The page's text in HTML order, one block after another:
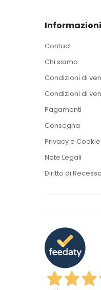
Informazioni
Contact
Chi siamo
Condizioni di
Condizioni di
Pagamenti
Consegna
Privacy e
Note Legali
Diritto di Recesso